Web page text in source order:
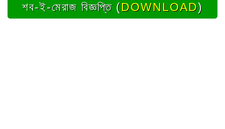
শব-ই-মেরাজ বিজ্ঞপ্তি (DOWNLOAD)